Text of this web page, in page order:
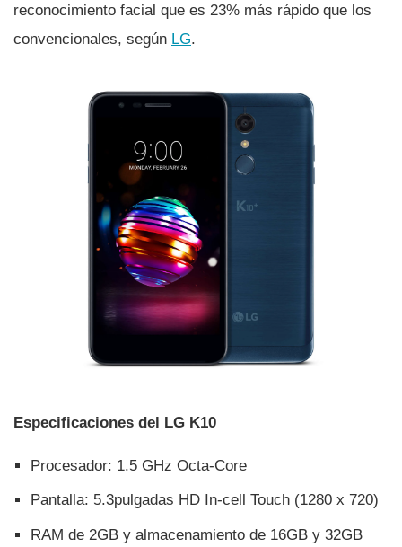
reconocimiento facial que es 23% más rápido que los
convencionales, según LG.
Especificaciones del LG K10
Procesador: 1.5 GHz Octa-Core
Pantalla: 5.3pulgadas HD In-cell Touch (1280 x 720)
RAM de 2GB y almacenamiento de 16GB y 32GB